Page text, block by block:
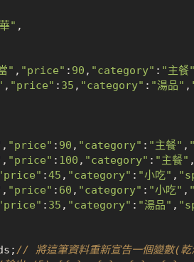
" ,
" , "price" : 90 , "category" : "主餐"
, "price" : 35 , "category" : "湯品" ,
, "price" : 90 , "category" : "主餐" ,
, "price" : 100 , "category" : "主餐" ,
:45 , "category" : "小吃" ,
, "price" : 60 , "category" : "小吃" ,
: 35 , "category" : "湯品" ,
; // 將這筆資料重新宣告一個變數(乾